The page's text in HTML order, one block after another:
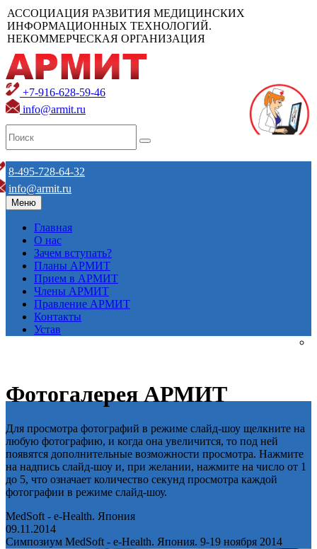
АССОЦИАЦИЯ РАЗВИТИЯ МЕДИЦИНСКИХ
ИНФОРМАЦИОННЫХ ТЕХНОЛОГИЙ.
НЕКОММЕРЧЕСКАЯ ОРГАНИЗАЦИЯ
+7-916-628-59-46
info@armit.ru
8-495-728-64-32
info@armit.ru
Меню
Главная
О нас
Зачем вступать?
Планы АРМИТ
Прием в АРМИТ
Члены АРМИТ
Правление АРМИТ
Контакты
Устав
Фотогалерея АРМИТ
Для просмотра фотографий в режиме слайд-шоу щелкните на
любую фотографию, и когда она увеличится, то под ней
появятся дополнительные возможности просмотра. Нажмите
на надпись слайд-шоу и, при желании, нажмите на число от 1
до 5, что означает количество секунд просмотра каждой
фотографии в режиме слайд-шоу.
MedSoft - e-Health. Япония
09.11.2014
Симпозиум MedSoft - e-Health. Япония. 9-19 ноября 2014